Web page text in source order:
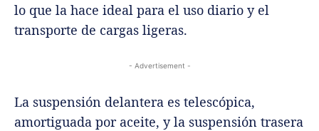
lo que la hace ideal para el uso diario y el
transporte de cargas ligeras.
- Advertisement -
La suspensión delantera es telescópica,
amortiguada por aceite, y la suspensión trasera